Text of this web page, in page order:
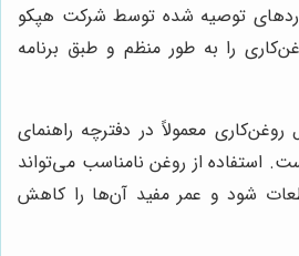
توصیه شده توسط شرکت هپکو
را به طور منظم و طبق برنامه
معمولاً در دفترچه راهنمای
استفاده از روغن نامناسب می‌تواند
شود و عمر مفید آن‌ها را کاهش